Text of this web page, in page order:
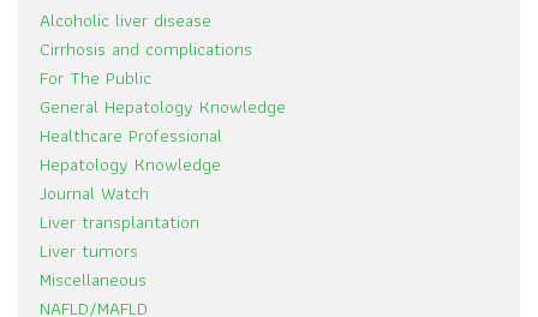
Alcoholic liver disease
Cirrhosis and complications
For The Public
General Hepatology Knowledge
Healthcare Professional
Hepatology Knowledge
Journal Watch
Liver transplantation
Liver tumors
Miscellaneous
NAFLD/MAFLD